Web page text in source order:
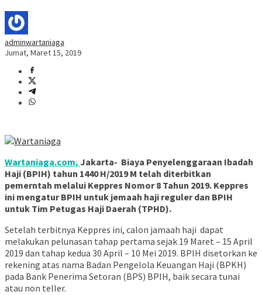
adminwartaniaga
Jumat, Maret 15, 2019
Wartaniaga.com, Jakarta- Biaya Penyelenggaraan Ibadah
Haji (BPIH) tahun 1440 H/2019 M telah diterbitkan
pemerntah melalui Keppres Nomor 8 Tahun 2019. Keppres
ini mengatur BPIH untuk jemaah haji reguler dan BPIH
untuk Tim Petugas Haji Daerah (TPHD).
Setelah terbitnya Keppres ini, calon jamaah haji dapat
melakukan pelunasan tahap pertama sejak 19 Maret – 15 April
2019 dan tahap kedua 30 April – 10 Mei 2019. BPIH disetorkan ke
rekening atas nama Badan Pengelola Keuangan Haji (BPKH)
pada Bank Penerima Setoran (BPS) BPIH, baik secara tunai
atau non teller.